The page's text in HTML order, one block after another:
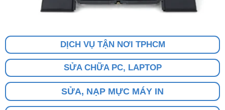
DỊCH VỤ TẬN NƠI TPHCM
SỬA CHỮA PC, LAPTOP
SỬA, NẠP MỰC MÁY IN